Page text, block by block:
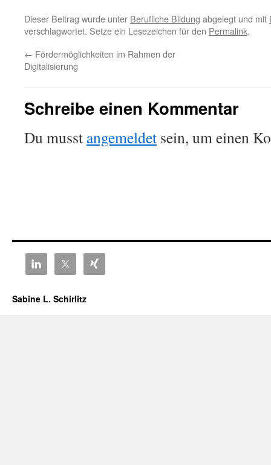
Dieser Beitrag wurde unter Berufliche Bildung abgelegt und mit
verschlagwortet. Setze ein Lesezeichen für den Permalink.
← Fördermöglichkeiten im Rahmen der
Digitalisierung
Schreibe einen Kommentar
Du musst angemeldet sein, um einen
Sabine L. Schirlitz